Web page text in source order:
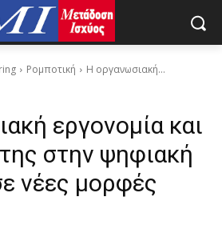
Ρομποτική Η οργανωσιακή...
εργονομία και
στην ψηφιακή
νέες μορφές